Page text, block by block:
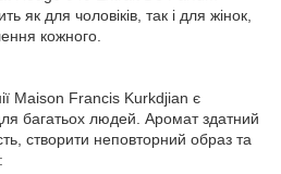
як для чоловіків, так і для жінок,
кожного.
Maison Francis Kurkdjian є
багатьох людей. Аромат здатний
створити неповторний образ та